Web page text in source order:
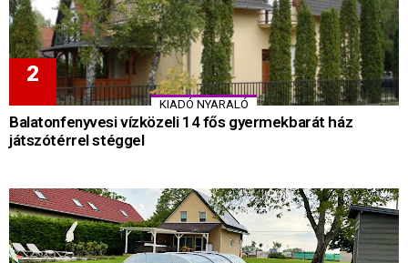
KIADÓ NYARALÓ
Balatonfenyvesi vízközeli 14 fős gyermekbarát ház
játszótérrel stéggel